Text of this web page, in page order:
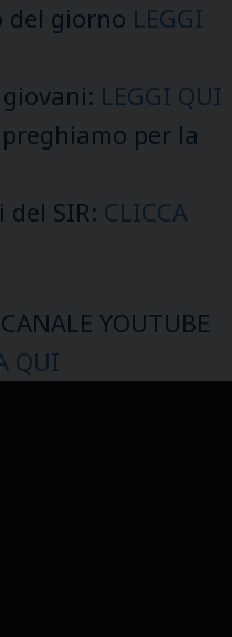
del giorno LEGGI
LEGGI QUI
per la
SIR: CLICCA
YOUTUBE
QUI